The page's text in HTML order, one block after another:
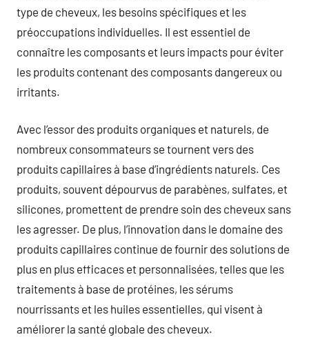
type de cheveux, les besoins spécifiques et les
préoccupations individuelles. Il est essentiel de
connaître les composants et leurs impacts pour éviter
les produits contenant des composants dangereux ou
irritants.
Avec l’essor des produits organiques et naturels, de
nombreux consommateurs se tournent vers des
produits capillaires à base d’ingrédients naturels. Ces
produits, souvent dépourvus de parabènes, sulfates, et
silicones, promettent de prendre soin des cheveux sans
les agresser. De plus, l’innovation dans le domaine des
produits capillaires continue de fournir des solutions de
plus en plus efficaces et personnalisées, telles que les
traitements à base de protéines, les sérums
nourrissants et les huiles essentielles, qui visent à
améliorer la santé globale des cheveux.